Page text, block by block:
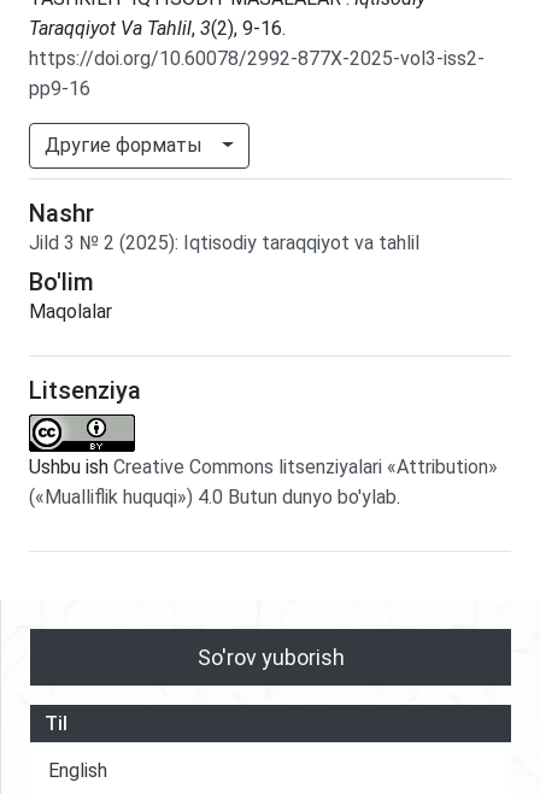
Taraqqiyot Va Tahlil, 3(2), 9-16.
https://doi.org/10.60078/2992-877X-2025-vol3-iss2-
pp9-16
Другие форматы
Nashr
Jild 3 № 2 (2025): Iqtisodiy taraqqiyot va tahlil
Bo'lim
Maqolalar
Litsenziya
Ushbu ish Creative Commons litsenziyalari «Attribution»
(«Mualliflik huquqi») 4.0 Butun dunyo bo'ylab.
So'rov yuborish
Til
English